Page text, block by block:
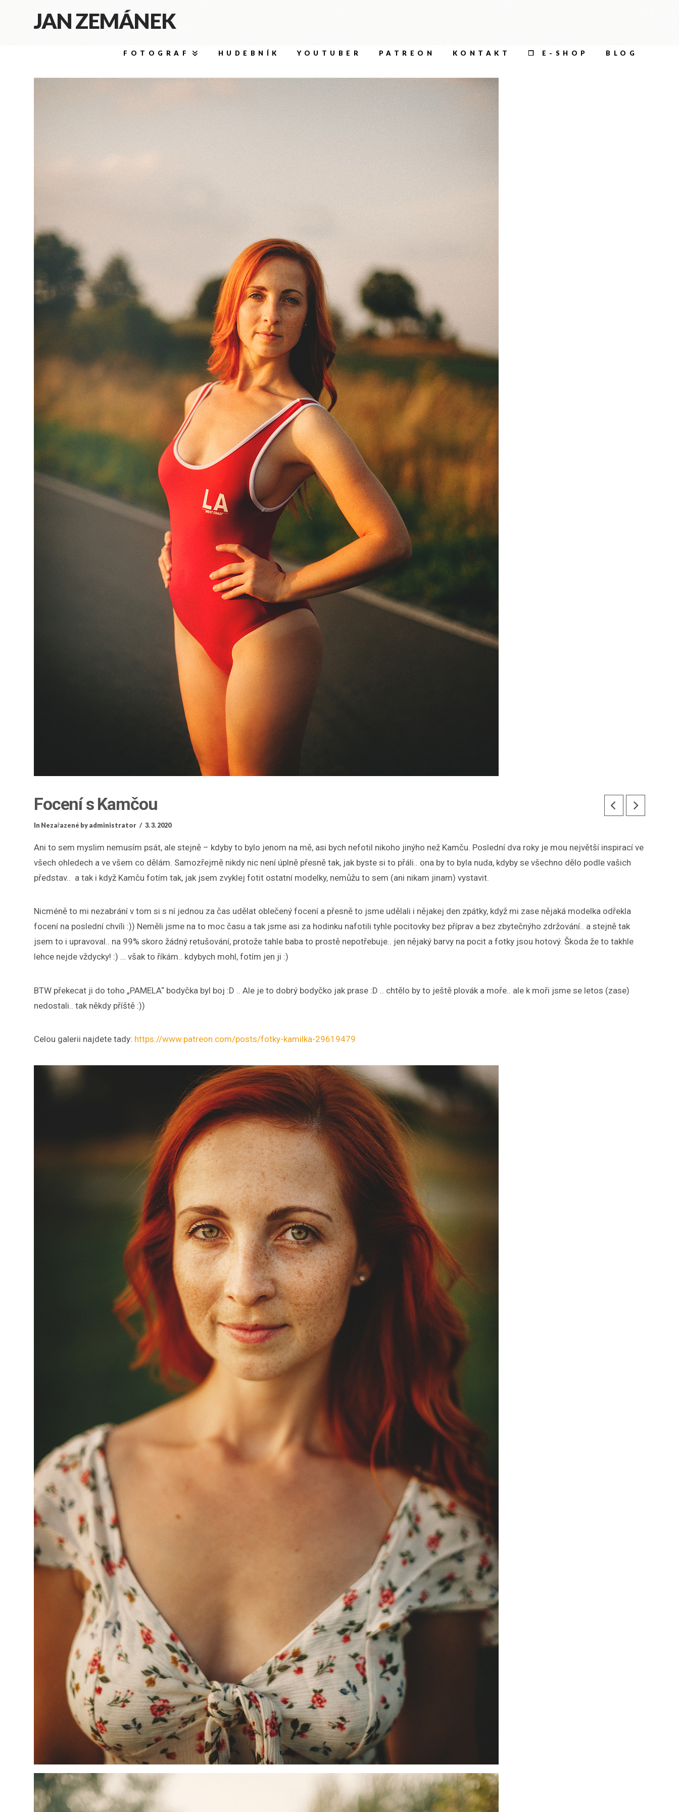
JAN ZEMÁNEK
FOTOGRAF HUDEBNÍK YOUTUBER PATREON KONTAKT ❐ E-SHOP BLOG
Focení s Kamčou
In Nezařazené by administrator 3. 3. 2020
Ani to sem myslim nemusím psát, ale stejně – kdyby to bylo jenom na mě, asi bych nefotil nikoho jinýho než Kamču. Poslední dva roky je mou největší inspirací ve
všech ohledech a ve všem co dělám. Samozřejmě nikdy nic není úplně přesně tak, jak byste si to přáli.. ona by to byla nuda, kdyby se všechno dělo podle vašich
představ.. a tak i když Kamču fotím tak, jak jsem zvyklej fotit ostatní modelky, nemůžu to sem (ani nikam jinam) vystavit.
Nicméně to mi nezabrání v tom si s ní jednou za čas udělat oblečený focení a přesně to jsme udělali i nějakej den zpátky, když mi zase nějaká modelka odřekla
focení na poslední chvíli :)) Neměli jsme na to moc času a tak jsme asi za hodinku nafotili tyhle pocitovky bez příprav a bez zbytečnýho zdržování.. a stejně tak
jsem to i upravoval.. na 99% skoro žádný retušování, protože tahle baba to prostě nepotřebuje.. jen nějaký barvy na pocit a fotky jsou hotový. Škoda že to takhle
lehce nejde vždycky! :) … však to říkám.. kdybych mohl, fotím jen ji :)
BTW překecat ji do toho „PAMELA“ bodyčka byl boj :D .. Ale je to dobrý bodyčko jak prase :D .. chtělo by to ještě plovák a moře.. ale k moři jsme se letos (zase)
nedostali.. tak někdy příště :))
Celou galerii najdete tady: https://www.patreon.com/posts/fotky-kamilka-29619479